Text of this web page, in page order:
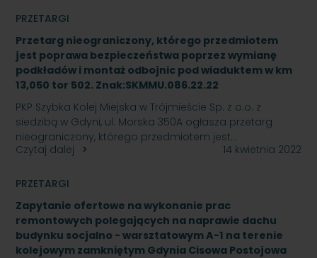
PRZETARGI
Przetarg nieograniczony, którego przedmiotem
jest poprawa bezpieczeństwa poprzez wymianę
podkładów i montaż odbojnic pod wiaduktem w km
13,050 tor 502. Znak:SKMMU.086.22.22
PKP Szybka Kolej Miejska w Trójmieście Sp. z o.o. z
siedzibą w Gdyni, ul. Morska 350A ogłasza przetarg
nieograniczony, którego przedmiotem jest…
Czytaj dalej
14 kwietnia 2022
PRZETARGI
Zapytanie ofertowe na wykonanie prac
remontowych polegających na naprawie dachu
budynku socjalno - warsztatowym A-1 na terenie
kolejowym zamkniętym Gdynia Cisowa Postojowa